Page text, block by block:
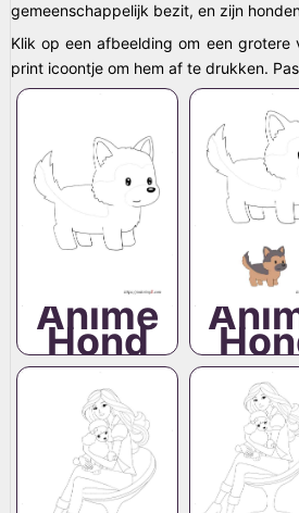
gemeenschappelijk bezit, en zijn
Klik op een afbeelding om een
print icoontje om hem af te drukken.
Anime
Hond